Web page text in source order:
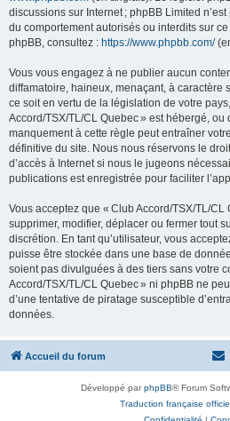
discussions sur Internet ; phpBB Limited
du comportement autorisés ou interdits sur
phpBB, consultez : https://www.phpbb.com/
Vous vous engagez à ne publier aucun
diffamatoire, haineux, menaçant, à caractère
ce soit en vertu de la législation de votre
Accord/TSX/TL/CL Quebec » est hébergé, ou
manquement à cette règle peut entraîner
définitive du site. Nous nous réservons le
d’accès à Internet si nous le jugeons
publications est enregistrée pour faciliter
Vous acceptez que « Club Accord/TSX/TL/
supprimer, modifier, déplacer ou fermer tout
discrétion. En tant qu’utilisateur, vous
puisse être stockée dans une base de
soient pas divulguées à des tiers sans votre
Accord/TSX/TL/CL Quebec » ni phpBB ne
d’une tentative de piratage susceptible
données.
Accueil du forum
Développé parphpBB® Forum
Traduction française